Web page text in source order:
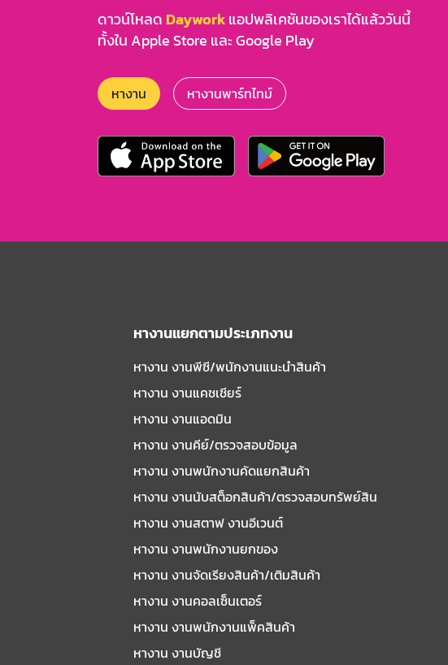
ดาวน์โหลด Dayworkแอปพลิเคชันของเราได้แล้ววันนี้
ทั้งใน Apple Store และ Google Play
หางาน หางานพาร์ทไทม์
หางานแยกตามประเภทงาน
หางาน งานพีซี/พนักงานแนะนําสินค้า
หางาน งานแคชเชียร์
หางาน งานแอดมิน
หางาน งานคีย์/ตรวจสอบข้อมูล
หางาน งานพนักงานคัดแยกสินค้า
หางาน งานนับสต็อกสินค้า/ตรวจสอบทรัพย์สิน
หางาน งานสตาฟ งานอีเวนต์
หางาน งานพนักงานยกของ
หางาน งานจัดเรียงสินค้า/เติมสินค้า
หางาน งานคอลเซ็นเตอร์
หางาน งานพนักงานแพ็คสินค้า
หางาน งานบัญชี